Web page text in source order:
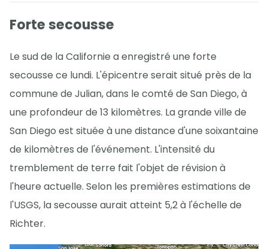
Forte secousse
Le sud de la Californie a enregistré une forte
secousse ce lundi. L'épicentre serait situé près de la
commune de Julian, dans le comté de San Diego, à
une profondeur de 13 kilomètres. La grande ville de
San Diego est située à une distance d'une soixantaine
de kilomètres de l'événement. L'intensité du
tremblement de terre fait l'objet de révision à
l'heure actuelle. Selon les premières estimations de
l'USGS, la secousse aurait atteint 5,2 à l'échelle de
Richter.